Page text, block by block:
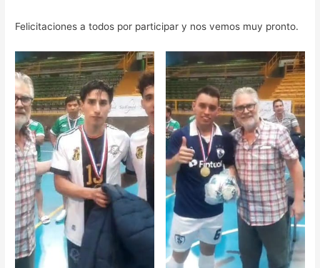
Felicitaciones a todos por participar y nos vemos muy pronto.